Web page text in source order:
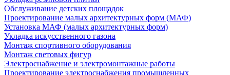
Обслуживание детских площадок
Проектирование малых архитектурных форм (МАФ)
Установка МАФ (малых архитектурных форм)
Укладка искусственного газона
Монтаж спортивного оборудования
Монтаж световых фигур
Электроснабжение и электромонтажные работы
Проектирование электроснабжения промышленных